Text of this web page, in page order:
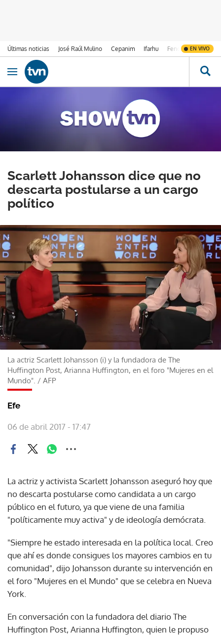
Últimas noticias José Raúl Mulino Cepanim Ifarhu Fenómeno de El
EN VIVO
Ir al contenido
Obrir navegació
Scarlett Johansson dice que no
descarta postularse a un cargo
político
La actriz Scarlett Johansson (i) y la fundadora de The
Huffington Post, Arianna Huffington, en el foro "Mujeres en el
Mundo". / AFP
Efe
06 de abril 2017 - 17:47
La actriz y activista Scarlett Johansson aseguró hoy que
no descarta postularse como candidata a un cargo
público en el futuro, ya que viene de una familia
"políticamente muy activa" y de ideología demócrata.
"Siempre he estado interesada en la política local. Creo
que ahí es donde consigues los mayores cambios en tu
comunidad", dijo Johansson durante su intervención en
el foro "Mujeres en el Mundo" que se celebra en Nueva
York.
En conversación con la fundadora del diario The
Huffington Post, Arianna Huffington, quien le propuso